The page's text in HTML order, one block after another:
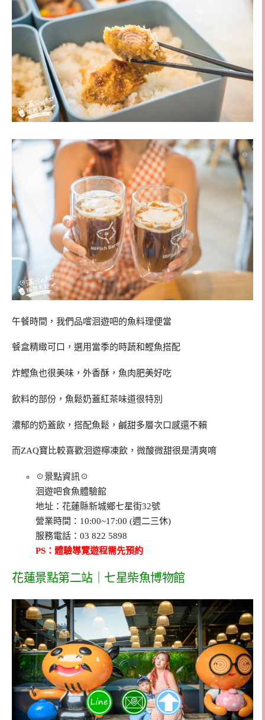
午餐時間，我們品嚐洄遊吧的魚料理便當
餐盒精緻可口，選用當季的時蔬和鰹魚搭配
炸鰹魚也很美味，外香酥，魚肉肥美好吃
飲料的部份，魚鬆奶蓋紅茶味道很特別
濃郁的奶蓋飲，搭配魚鬆，鹹甜多層次口感還不賴
而ZAQ寶比較喜歡洄遊檸凍飲，微酸微甜很是清爽唷
☉景點資訊☉
洄遊吧食魚體驗館
地址：花蓮縣新城鄉七星街32號
營業時間：10:00~17:00 (週二三休)
服務電話：03 822 5898
PS：體驗導覽遊程需先預約
花蓮景點第二站｜七星柴魚博物館